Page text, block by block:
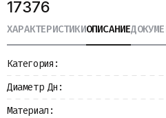
Металлопрокат
Измерительные приборы
Баки
Водомерные узлы
Запорная арматура
17376
ХАРАКТЕРИСТИКИОПИСАНИЕ
Категория:
Диаметр Дн:
Материал: